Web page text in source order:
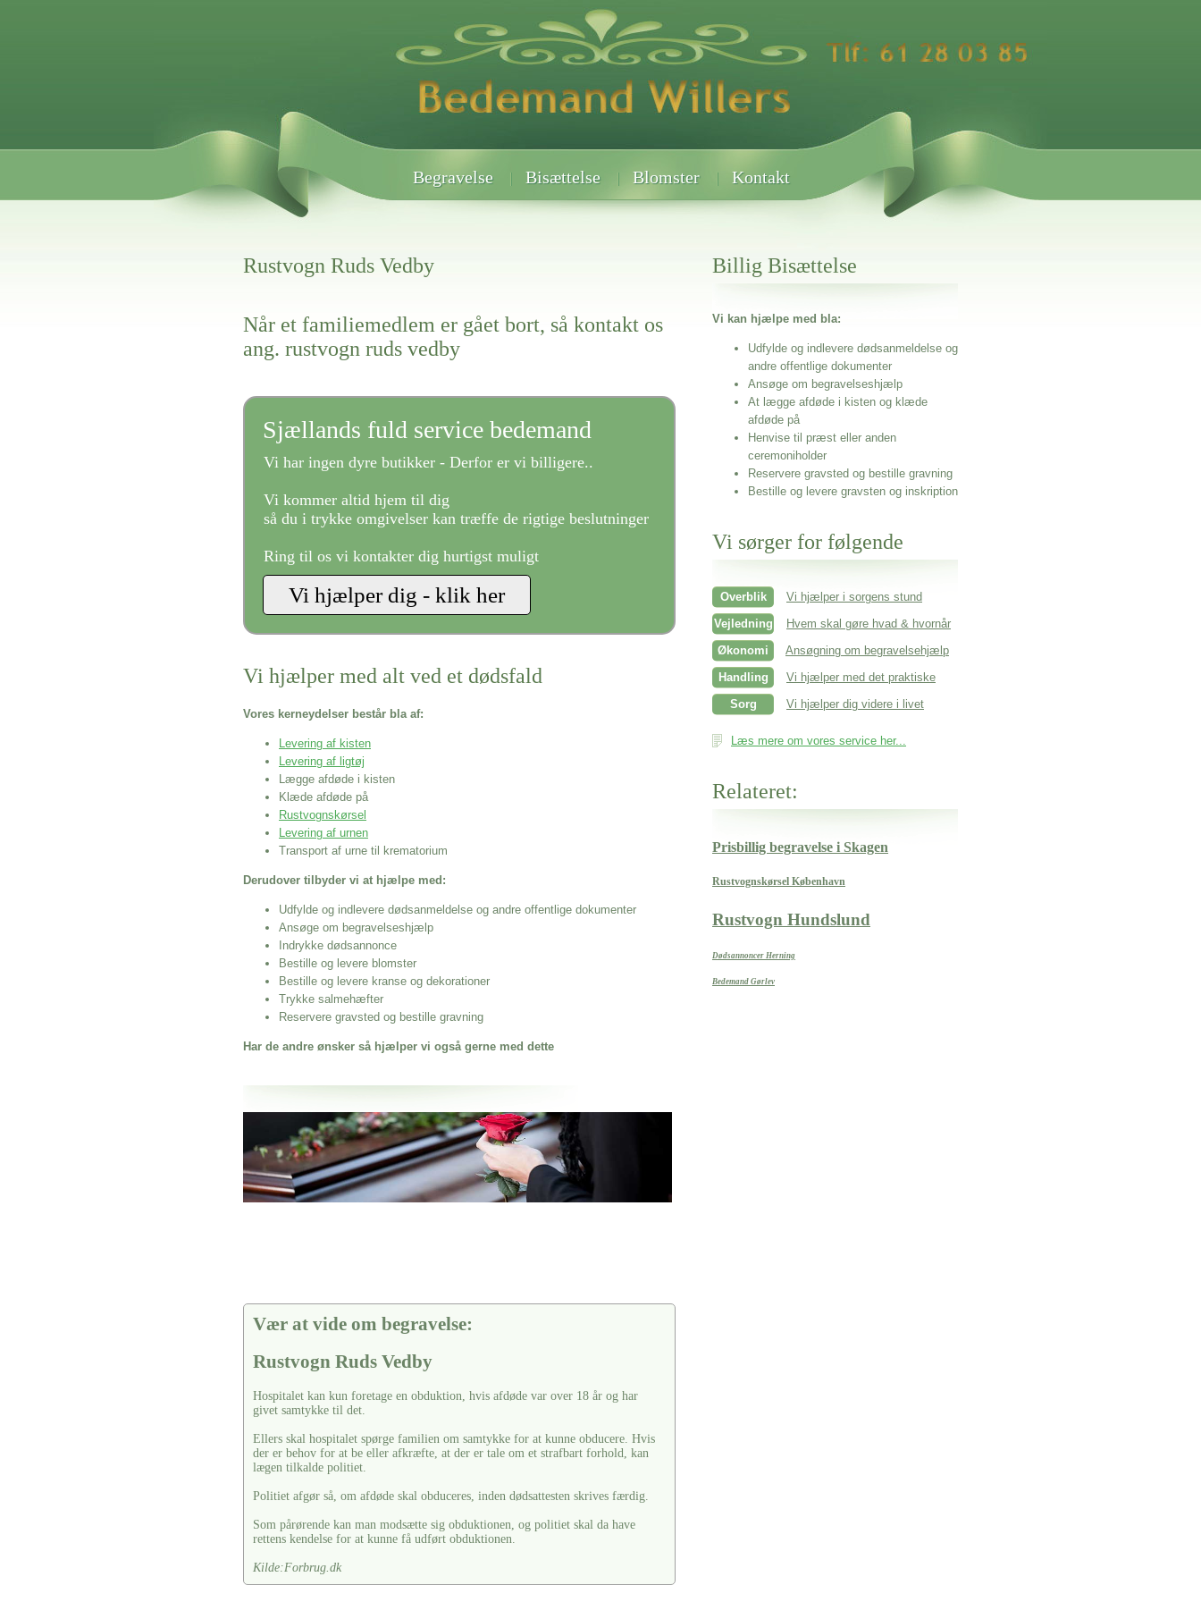
Begravelse Bisættelse Blomster Kontakt
Rustvogn Ruds Vedby
Når et familiemedlem er gået bort, så kontakt os
ang. rustvogn ruds vedby
Sjællands fuld service bedemand
Vi har ingen dyre butikker - Derfor er vi billigere..
Vi kommer altid hjem til dig
så du i trykke omgivelser kan træffe de rigtige beslutninger
Ring til os vi kontakter dig hurtigst muligt
Vi hjælper med alt ved et dødsfald
Vores kerneydelser består bla af:
Levering af kisten
Levering af ligtøj
Lægge afdøde i kisten
Klæde afdøde på
Rustvognskørsel
Levering af urnen
Transport af urne til krematorium
Derudover tilbyder vi at hjælpe med:
Udfylde og indlevere dødsanmeldelse og andre offentlige dokumenter
Ansøge om begravelseshjælp
Indrykke dødsannonce
Bestille og levere blomster
Bestille og levere kranse og dekorationer
Trykke salmehæfter
Reservere gravsted og bestille gravning
Har de andre ønsker så hjælper vi også gerne med dette
Her hos os får du altid en god afslutning når det gælder
Rustvogn Ruds Vedby
vi hjælper i alle faser af begravelsel
Vær at vide om begravelse:
Rustvogn Ruds Vedby
Hospitalet kan kun foretage en obduktion, hvis afdøde var over 18 år og har
givet samtykke til det.
Ellers skal hospitalet spørge familien om samtykke for at kunne obducere. Hvis
der er behov for at be eller afkræfte, at der er tale om et strafbart forhold, kan
lægen tilkalde politiet.
Politiet afgør så, om afdøde skal obduceres, inden dødsattesten skrives færdig.
Som pårørende kan man modsætte sig obduktionen, og politiet skal da have
rettens kendelse for at kunne få udført obduktionen.
Kilde:Forbrug.dk
Billig Bisættelse
Vi kan hjælpe med bla:
Udfylde og indlevere dødsanmeldelse og
andre offentlige dokumenter
Ansøge om begravelseshjælp
At lægge afdøde i kisten og klæde
afdøde på
Henvise til præst eller anden
ceremoniholder
Reservere gravsted og bestille gravning
Bestille og levere gravsten og inskription
Vi sørger for følgende
Overblik
Vi hjælper i sorgens stund
Vejledning
Hvem skal gøre hvad & hvornår
Økonomi
Ansøgning om begravelsehjælp
Handling
Vi hjælper med det praktiske
Sorg
Vi hjælper dig videre i livet
Læs mere om vores service her...
Relateret:
Prisbillig begravelse i Skagen
Rustvognskørsel København
Rustvogn Hundslund
Dødsannoncer Herning
Bedemand Gørlev